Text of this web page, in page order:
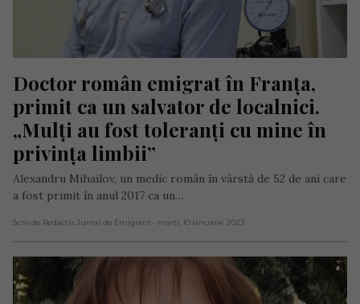
Doctor român emigrat în Franța,
primit ca un salvator de localnici.
„Mulți au fost toleranți cu mine în
privința limbii”
Alexandru Mihailov, un medic român în vârstă de 52 de ani care
a fost primit în anul 2017 ca un…
Scris de Redacția Jurnal de Emigrant - marți, 10 ianuarie 2023